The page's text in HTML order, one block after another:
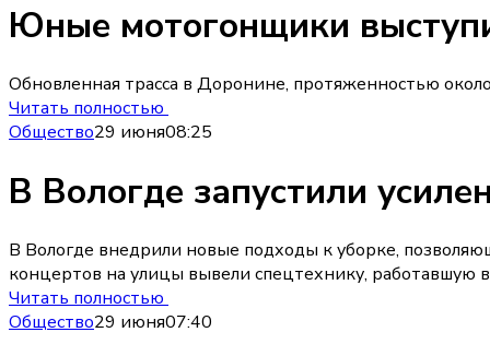
Юные мотогонщики
Обновленная трасса в Доронине, протяженностью
Читать полностью
Общество29 июня08:25
В Вологде запустили
В Вологде внедрили новые подходы к уборке,
концертов на улицы вывели спецтехнику, работавшую в
Читать полностью
Общество29 июня07:40